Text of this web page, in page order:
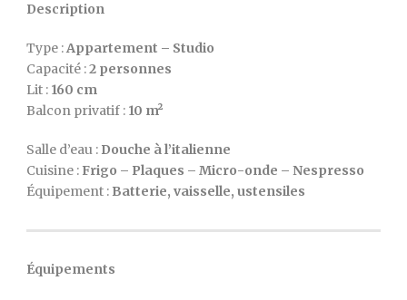
Description
Type :Appartement – Studio
Capacité :2 personnes
Lit : 160 cm
Balcon privatif : 10 m²
Salle d’eau : Douche à l’italienne
Cuisine : Frigo – Plaques – Micro-onde – Nespresso
Équipement : Batterie, vaisselle, ustensiles
Équipements